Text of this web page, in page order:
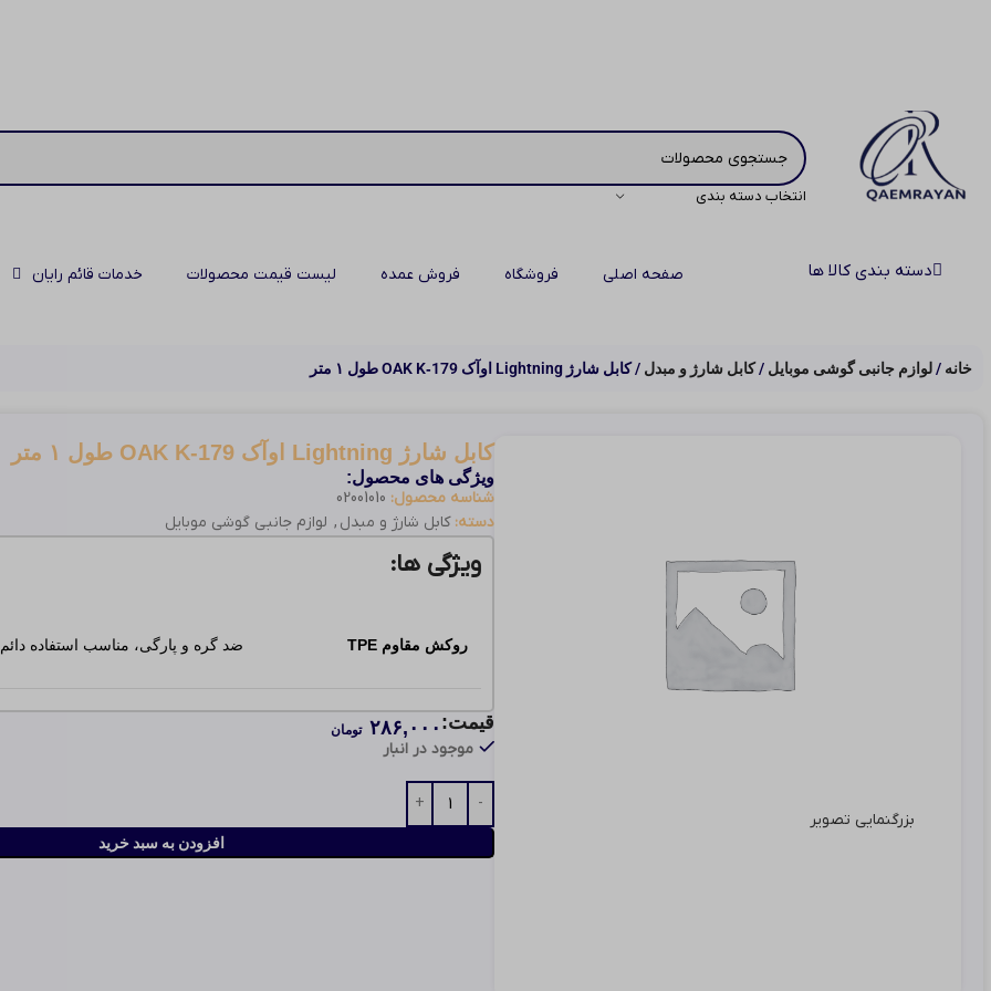
انتخاب دسته بندی
دسته بندی کالا ها صفحه اصلی فروشگاه فروش عمده لیست قیمت محصولات خدمات قائم رایان
خانه لوازم جانبی گوشی موبایل کابل شارژ و مبدل کابل شارژ Lightning اوآک OAK K‑179 طول ۱ متر
بزرگنمایی تصویر
کابل شارژ Lightning اوآک OAK K‑179 طول ۱ متر
ویژگی های محصول:
شناسه محصول: 02001010
دسته: کابل شارژ و مبدل , لوازم جانبی گوشی موبایل
ویژگی ها:
روکش مقاوم TPE ضد گره و پارگی، مناسب استفاده دائم
شارژ سریع۲.۱A
موجود در انبار
افزودن به سبد خرید
قیمت: ۲۸۶,۰۰۰ تومان